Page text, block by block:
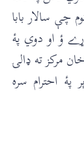
چې سالار بابا
ؤ او دوي پۀ
مرکز ته ډالۍ
احترام سره